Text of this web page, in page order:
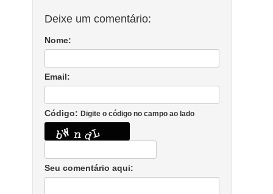
Deixe um comentário:
Nome:
Email:
Código: Digite o código no campo ao lado
Seu comentário aqui: